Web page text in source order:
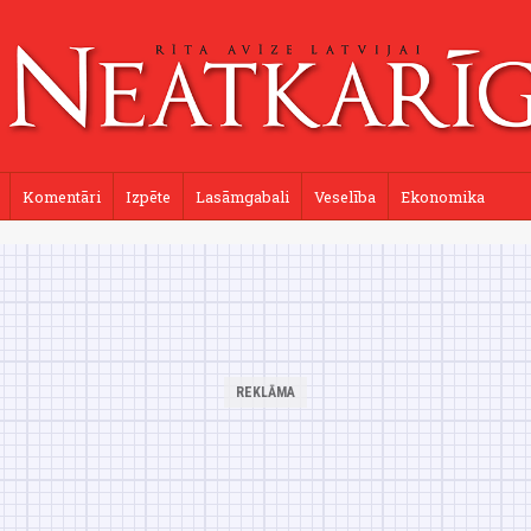
Komentāri Izpēte Lasāmgabali Veselība Ekonomika